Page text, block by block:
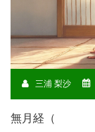
三浦 梨沙
無月経（